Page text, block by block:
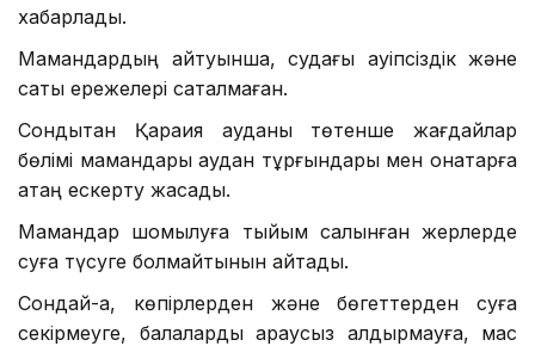
хабарлады.
Мамандардың айтуынша, судағы қауіпсіздік және
сақтық ережелері сақталмаған.
Сондықтан Қарақия ауданы төтенше жағдайлар
бөлімі мамандары аудан тұрғындары мен қонақтарға
қатаң ескерту жасады.
Мамандар шомылуға тыйым салынған жерлерде
суға түсуге болмайтынын айтады.
Сондай-ақ, көпірлерден және бөгеттерден суға
секірмеуге, балаларды қараусыз қалдырмауға, мас